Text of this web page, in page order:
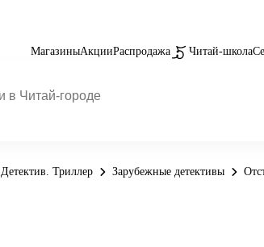
МагазиныАкцииРаспродажа Читай-школа
Детектив. Триллер Зарубежные детективы